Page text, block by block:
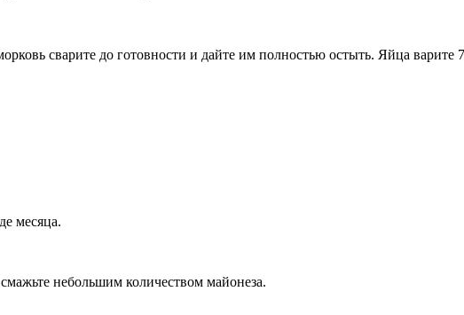
сварите до готовности и дайте им полностью остыть. Яйца
месяца.
небольшим количеством майонеза.